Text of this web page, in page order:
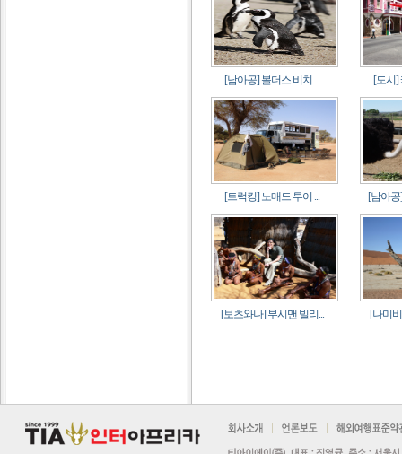
[남아공] 볼더스 비치 ... [도시]
[트럭킹] 노매드 투어 ... [남아공
[보츠와나] 부시맨 빌리... [나미